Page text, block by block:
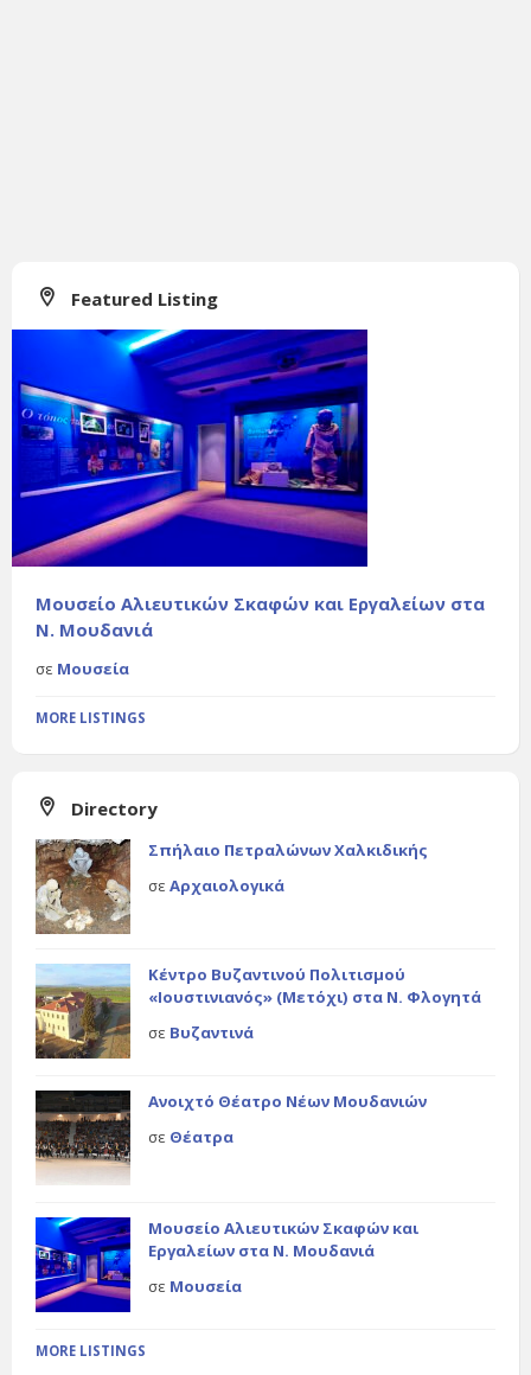
Featured Listing
Μουσείο Αλιευτικών Σκαφών και Εργαλείων στα
Ν. Μουδανιά
σε Μουσεία
MORE LISTINGS
Directory
Σπήλαιο Πετραλώνων Χαλκιδικής
σε Αρχαιολογικά
Κέντρο Βυζαντινού Πολιτισμού
«Ιουστινιανός» (Μετόχι) στα Ν. Φλογητά
σε Βυζαντινά
Ανοιχτό Θέατρο Νέων Μουδανιών
σε Θέατρα
Μουσείο Αλιευτικών Σκαφών και
Εργαλείων στα Ν. Μουδανιά
σε Μουσεία
MORE LISTINGS